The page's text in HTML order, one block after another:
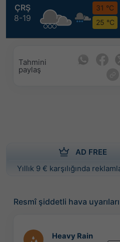
ÇRŞ
8-19
31 °C
25 °C
Tahmini
paylaş
AD FREE
Yıllık 9 € karşılığında
Resmî şiddetli hava uyarıları
Heavy Rain